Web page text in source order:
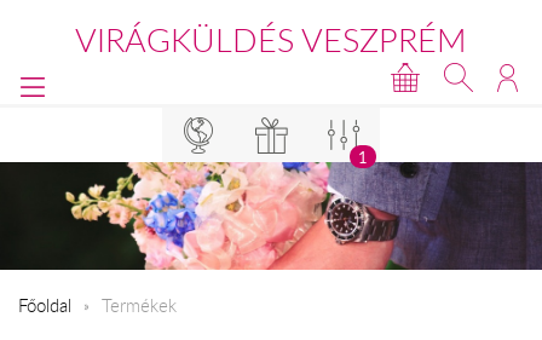
VIRÁGKÜLDÉS VESZPRÉM
1
Főoldal Termékek